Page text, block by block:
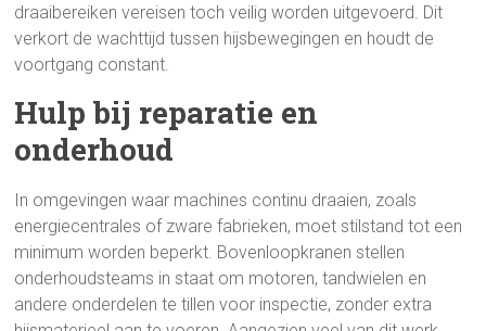
draaibereiken vereisen toch veilig worden uitgevoerd. Dit
verkort de wachttijd tussen hijsbewegingen en houdt de
voortgang constant.
Hulp bij reparatie en
onderhoud
In omgevingen waar machines continu draaien, zoals
energiecentrales of zware fabrieken, moet stilstand tot een
minimum worden beperkt. Bovenloopkranen stellen
onderhoudsteams in staat om motoren, tandwielen en
andere onderdelen te tillen voor inspectie, zonder extra